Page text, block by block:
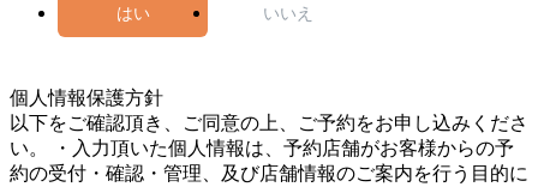
はい いいえ
個人情報保護方針
以下をご確認頂き、ご同意の上、ご予約をお申し込みくださ
い。 ・入力頂いた個人情報は、予約店舗がお客様からの予
約の受付・確認・管理、及び店舗情報のご案内を行う目的に